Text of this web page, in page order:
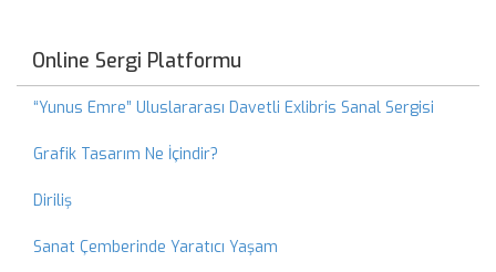
Online Sergi Platformu
“Yunus Emre” Uluslararası Davetli Exlibris Sanal Sergisi
Grafik Tasarım Ne İçindir?
Diriliş
Sanat Çemberinde Yaratıcı Yaşam